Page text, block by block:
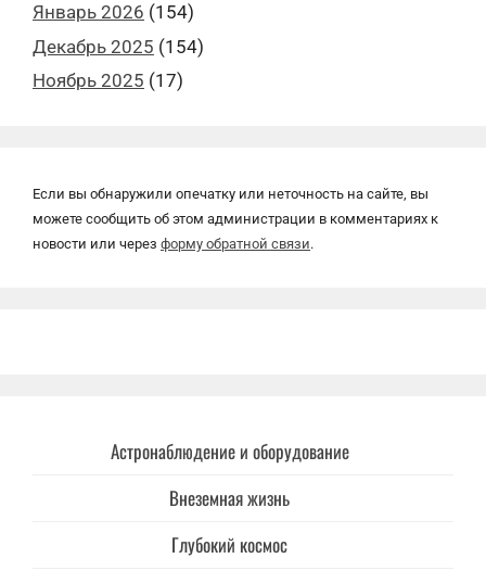
Январь 2026 (154)
Декабрь 2025 (154)
Ноябрь 2025 (17)
Если вы обнаружили опечатку или неточность на сайте, вы
можете сообщить об этом администрации в комментариях к
новости или через форму обратной связи.
Астронаблюдение и оборудование
Внеземная жизнь
Глубокий космос